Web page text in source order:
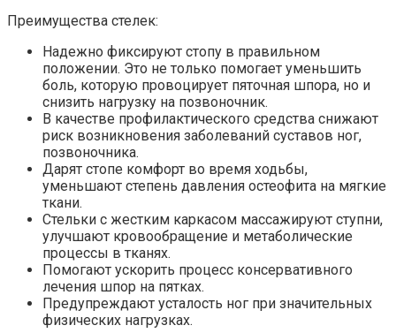
Преимущества стелек:
Надежно фиксируют стопу в правильном
положении. Это не только помогает уменьшить
боль, которую провоцирует пяточная шпора, но и
снизить нагрузку на позвоночник.
В качестве профилактического средства снижают
риск возникновения заболеваний суставов ног,
позвоночника.
Дарят стопе комфорт во время ходьбы,
уменьшают степень давления остеофита на мягкие
ткани.
Стельки с жестким каркасом массажируют ступни,
улучшают кровообращение и метаболические
процессы в тканях.
Помогают ускорить процесс консервативного
лечения шпор на пятках.
Предупреждают усталость ног при значительных
физических нагрузках.